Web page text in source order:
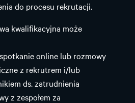
do procesu rekrutacji.
kwalifikacyjna może
online lub rozmowy
z rekrutrem i/lub
ds. zatrudnienia
z zespołem za